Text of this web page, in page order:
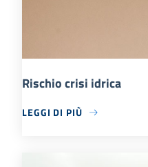
Rischio crisi idrica
LEGGI DI PIÙ